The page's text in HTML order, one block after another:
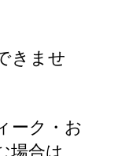
きませ
ーク・お
合は、